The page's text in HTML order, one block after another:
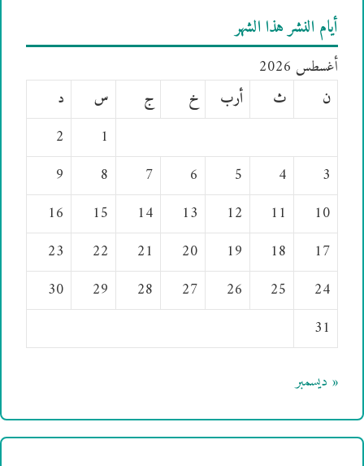
أيام النشر هذا الشهر
أغسطس 2026
ن
ث أرب خ ج س
د
1
2
3
4
5
6
7
8
9
10
11
12
13
14
15
16
17
18
19
20
21
22
23
24
25
26
27
28
29
30
31
« ديسمبر